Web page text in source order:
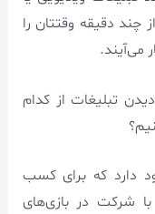
چند دقیقه وقتتان را
می‌آیند.
تبلیغات از کدام
دارد که برای کسب
با شرکت در بازی‌های